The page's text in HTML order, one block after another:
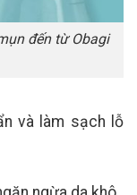
đến từ Obagi
và làm sạch lỗ